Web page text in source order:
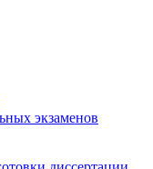
экзаменов